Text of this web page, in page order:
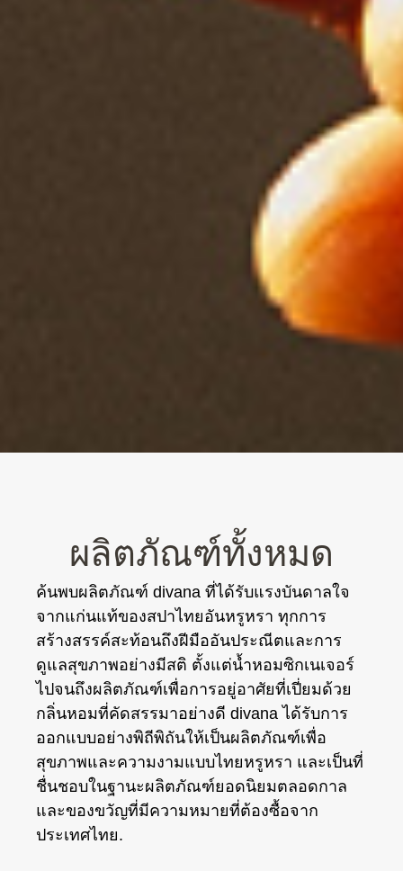
ผลิตภัณฑ์ทั้งหมด
ค้นพบผลิตภัณฑ์ divana ที่ได้รับแรงบันดาลใจ
จากแก่นแท้ของสปาไทยอันหรูหรา ทุกการ
สร้างสรรค์สะท้อนถึงฝีมืออันประณีตและการ
ดูแลสุขภาพอย่างมีสติ ตั้งแต่น้ำหอมซิกเนเจอร์
ไปจนถึงผลิตภัณฑ์เพื่อการอยู่อาศัยที่เปี่ยมด้วย
กลิ่นหอมที่คัดสรรมาอย่างดี divana ได้รับการ
ออกแบบอย่างพิถีพิถันให้เป็นผลิตภัณฑ์เพื่อ
สุขภาพและความงามแบบไทยหรูหรา และเป็นที่
ชื่นชอบในฐานะผลิตภัณฑ์ยอดนิยมตลอดกาล
และของขวัญที่มีความหมายที่ต้องซื้อจาก
ประเทศไทย.